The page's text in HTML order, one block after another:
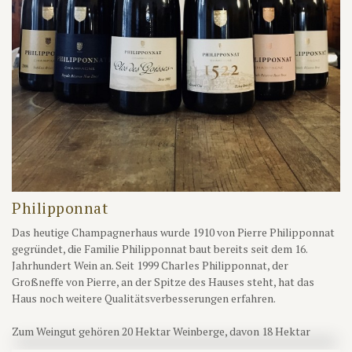
Philipponnat
Das heutige Champagnerhaus wurde 1910 von Pierre Philipponnat
gegründet, die Familie Philipponnat baut bereits seit dem 16.
Jahrhundert Wein an. Seit 1999 Charles Philipponnat, der
Großneffe von Pierre, an der Spitze des Hauses steht, hat das
Haus noch weitere Qualitätsverbesserungen erfahren.
Zum Weingut gehören 20 Hektar Weinberge, davon 18 Hektar